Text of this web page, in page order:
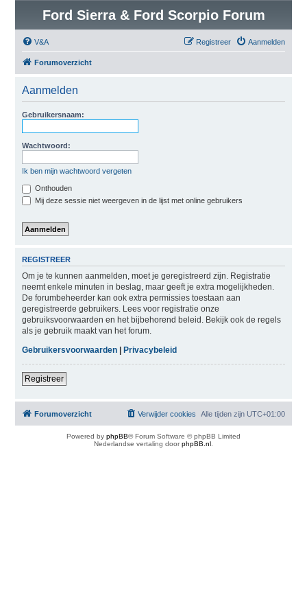
Ford Sierra & Ford Scorpio Forum
V&A Aanmelden
Registreer
Forumoverzicht
Aanmelden
Gebruikersnaam:
Wachtwoord:
Ik ben mijn wachtwoord vergeten
Onthouden
Mij deze sessie niet weergeven in de lijst met online gebruikers
REGISTREER
Om je te kunnen aanmelden, moet je geregistreerd zijn. Registratie
neemt enkele minuten in beslag, maar geeft je extra mogelijkheden.
De forumbeheerder kan ook extra permissies toestaan aan
geregistreerde gebruikers. Lees voor registratie onze
gebruiksvoorwaarden en het bijbehorend beleid. Bekijk ook de regels
als je gebruik maakt van het forum.
Gebruikersvoorwaarden| Privacybeleid
Registreer
Forumoverzicht Alle tijden zijn UTC+01:00
Verwijder cookies
Powered by phpBB® Forum Software © phpBB Limited
Nederlandse vertaling doorphpBB.nl